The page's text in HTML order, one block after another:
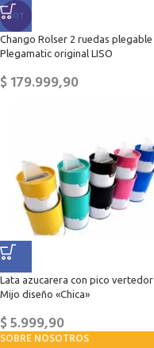
HOT
Chango Rolser 2 ruedas plegable
Plegamatic original LISO
$179.999,90
Lata azucarera con pico vertedor
Mijo diseño «Chica»
$5.999,90
SOBRE NOSOTROS